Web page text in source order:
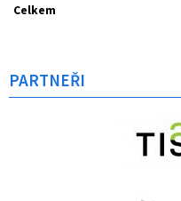
Celkem
PARTNEŘI